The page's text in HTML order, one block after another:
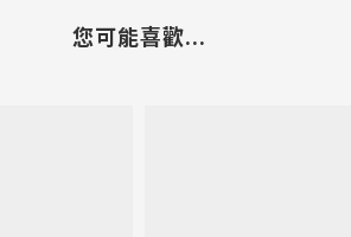
您可能喜歡...